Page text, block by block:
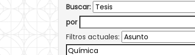
Buscar:
por
Filtros actuales: